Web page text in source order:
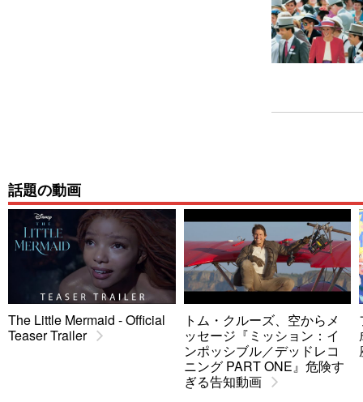
話題の動画
The Little Mermaid - Official
Teaser Trailer
トム・クルーズ、空からメ
ッセージ『ミッション：イ
ンポッシブル／デッドレコ
ニング PART ONE』危険す
ぎる告知動画